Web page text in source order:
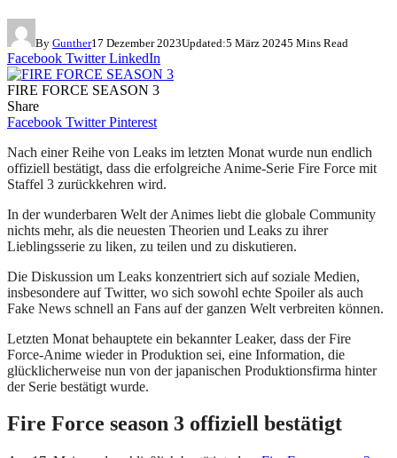
By Gunther17 Dezember 2023Updated:5 März 20245 Mins Read
Facebook Twitter LinkedIn
FIRE FORCE SEASON 3
Share
Facebook Twitter Pinterest
Nach einer Reihe von Leaks im letzten Monat wurde nun endlich
offiziell bestätigt, dass die erfolgreiche Anime-Serie Fire Force mit
Staffel 3 zurückkehren wird.
In der wunderbaren Welt der Animes liebt die globale Community
nichts mehr, als die neuesten Theorien und Leaks zu ihrer
Lieblingsserie zu liken, zu teilen und zu diskutieren.
Die Diskussion um Leaks konzentriert sich auf soziale Medien,
insbesondere auf Twitter, wo sich sowohl echte Spoiler als auch
Fake News schnell an Fans auf der ganzen Welt verbreiten können.
Letzten Monat behauptete ein bekannter Leaker, dass der Fire
Force-Anime wieder in Produktion sei, eine Information, die
glücklicherweise nun von der japanischen Produktionsfirma hinter
der Serie bestätigt wurde.
Fire Force season 3 offiziell bestätigt